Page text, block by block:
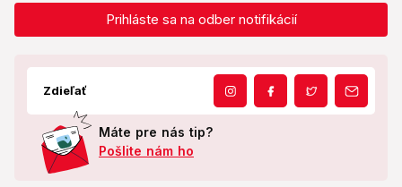
Prihláste sa na odber notifikácií
Zdieľať
Máte pre nás tip?
Pošlite nám ho